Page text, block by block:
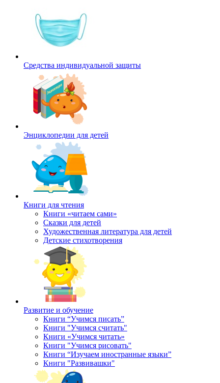
Средства индивидуальной защиты
Энциклопедии для детей
Книги для чтения
Книги «читаем сами»
Сказки для детей
Художественная литература для детей
Детские стихотворения
Развитие и обучение
Книги “Учимся писать”
Книги "Учимся считать"
Книги «Учимся читать»
Книги "Учимся рисовать"
Книги “Изучаем иностранные языки”
Книги "Развивашки"